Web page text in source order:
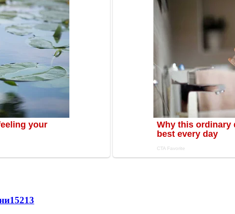
15213